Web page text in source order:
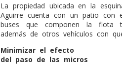
La propiedad ubicada en la
Aguirre cuenta con un patio con
buses que componen la flota
además de otros vehículos con
Minimizar el efecto
del paso de las micros